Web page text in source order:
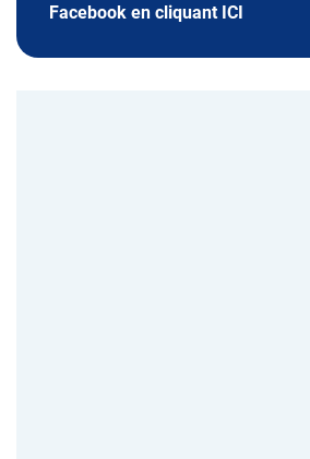
Facebook en cliquant ICI